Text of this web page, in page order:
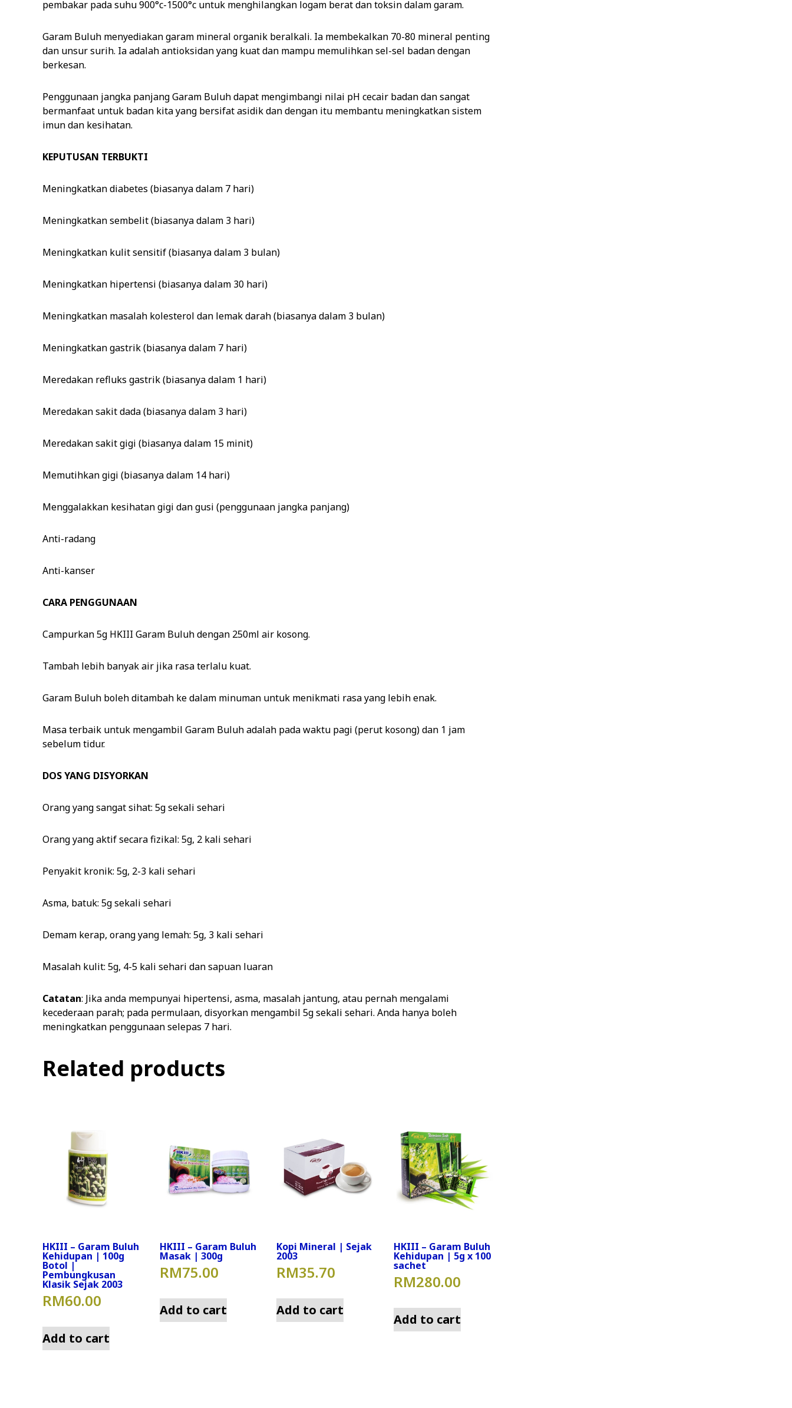
pembakar pada suhu 900°c-1500°c untuk menghilangkan logam berat dan toksin dalam garam.
Garam Buluh menyediakan garam mineral organik beralkali. Ia membekalkan 70-80 mineral penting
dan unsur surih. Ia adalah antioksidan yang kuat dan mampu memulihkan sel-sel badan dengan
berkesan.
Penggunaan jangka panjang Garam Buluh dapat mengimbangi nilai pH cecair badan dan sangat
bermanfaat untuk badan kita yang bersifat asidik dan dengan itu membantu meningkatkan sistem
imun dan kesihatan.
KEPUTUSAN TERBUKTI
Meningkatkan diabetes (biasanya dalam 7 hari)
Meningkatkan sembelit (biasanya dalam 3 hari)
Meningkatkan kulit sensitif (biasanya dalam 3 bulan)
Meningkatkan hipertensi (biasanya dalam 30 hari)
Meningkatkan masalah kolesterol dan lemak darah (biasanya dalam 3 bulan)
Meningkatkan gastrik (biasanya dalam 7 hari)
Meredakan refluks gastrik (biasanya dalam 1 hari)
Meredakan sakit dada (biasanya dalam 3 hari)
Meredakan sakit gigi (biasanya dalam 15 minit)
Memutihkan gigi (biasanya dalam 14 hari)
Menggalakkan kesihatan gigi dan gusi (penggunaan jangka panjang)
Anti-radang
Anti-kanser
CARA PENGGUNAAN
Campurkan 5g HKIII Garam Buluh dengan 250ml air kosong.
Tambah lebih banyak air jika rasa terlalu kuat.
Garam Buluh boleh ditambah ke dalam minuman untuk menikmati rasa yang lebih enak.
Masa terbaik untuk mengambil Garam Buluh adalah pada waktu pagi (perut kosong) dan 1 jam
sebelum tidur.
DOS YANG DISYORKAN
Orang yang sangat sihat: 5g sekali sehari
Orang yang aktif secara fizikal: 5g, 2 kali sehari
Penyakit kronik: 5g, 2-3 kali sehari
Asma, batuk: 5g sekali sehari
Demam kerap, orang yang lemah: 5g, 3 kali sehari
Masalah kulit: 5g, 4-5 kali sehari dan sapuan luaran
Catatan: Jika anda mempunyai hipertensi, asma, masalah jantung, atau pernah mengalami
kecederaan parah; pada permulaan, disyorkan mengambil 5g sekali sehari. Anda hanya boleh
meningkatkan penggunaan selepas 7 hari.
Related products
HKIII – Garam Buluh
Kehidupan | 100g
Botol |
Pembungkusan
Klasik Sejak 2003
RM60.00
Add to cart
HKIII – Garam Buluh
Masak | 300g
RM75.00
Add to cart
Kopi Mineral | Sejak
2003
RM35.70
Add to cart
HKIII – Garam Buluh
Kehidupan | 5g x 100
sachet
RM280.00
Add to cart